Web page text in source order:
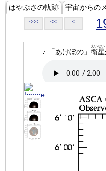
はやぶさの軌跡 宇宙からの
<<< << <
♪ 「あけぼの」 衛星
えいせい